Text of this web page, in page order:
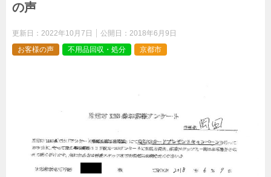
の声
更新日： 2022年10月7日 公開日： 2018年6月9日
お客様の声
不用品回収・処分 京都市